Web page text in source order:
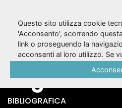
The
Eugene
BIBLIOGRAFICA
Questo sito utilizza cookie
'Acconsento', scorrendo
link o proseguendo la
acconsenti al loro utilizzo. Se